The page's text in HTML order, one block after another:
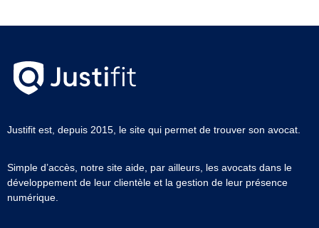
Justifit est, depuis 2015, le site qui permet de trouver son avocat.
Simple d’accès, notre site aide, par ailleurs, les avocats dans le
développement de leur clientèle et la gestion de leur présence
numérique.